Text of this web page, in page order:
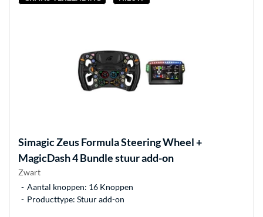
SimagicZeus Formula Steering Wheel +
MagicDash 4 Bundle stuur add-on
Zwart
Aantal knoppen: 16 Knoppen
Producttype: Stuur add-on